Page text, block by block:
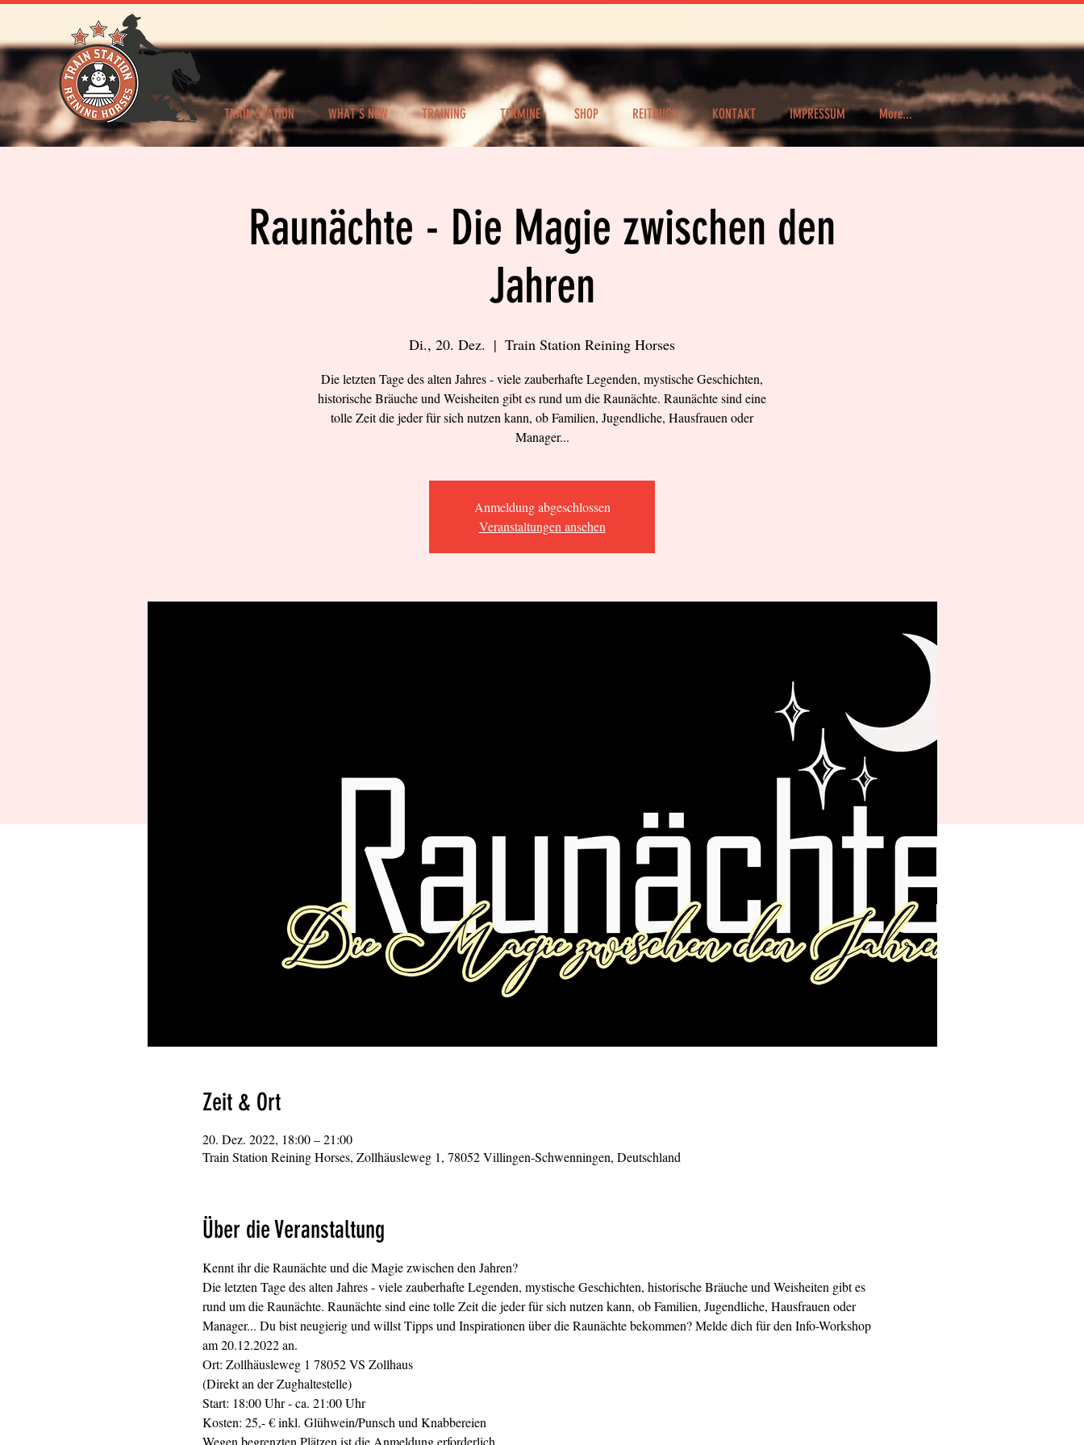
TRAIN STATION WHAT'S NEW TRAINING TERMINE SHOP REITBUCH KONTAKT IMPRESSUM More...
Raunächte - Die Magie zwischen den
Jahren
Di., 20. Dez.
  |
Train Station Reining Horses
Die letzten Tage des alten Jahres - viele zauberhafte Legenden, mystische Geschichten,
historische Bräuche und Weisheiten gibt es rund um die Raunächte. Raunächte sind eine
tolle Zeit die jeder für sich nutzen kann, ob Familien, Jugendliche, Hausfrauen oder
Manager...
Anmeldung abgeschlossen
Veranstaltungen ansehen
Zeit & Ort
20. Dez. 2022, 18:00 – 21:00
Train Station Reining Horses, Zollhäusleweg 1, 78052 Villingen-Schwenningen, Deutschland
Über die Veranstaltung
Kennt ihr die Raunächte und die Magie zwischen den Jahren?
Die letzten Tage des alten Jahres - viele zauberhafte Legenden, mystische Geschichten, historische Bräuche und Weisheiten gibt es
rund um die Raunächte. Raunächte sind eine tolle Zeit die jeder für sich nutzen kann, ob Familien, Jugendliche, Hausfrauen oder
Manager... Du bist neugierig und willst Tipps und Inspirationen über die Raunächte bekommen? Melde dich für den Info-Workshop
am 20.12.2022 an.
Ort: Zollhäusleweg 1 78052 VS Zollhaus
(Direkt an der Zughaltestelle)
Start: 18:00 Uhr - ca. 21:00 Uhr
Kosten: 25,- € inkl. Glühwein/Punsch und Knabbereien
Wegen begrenzten Plätzen ist die Anmeldung erforderlich.